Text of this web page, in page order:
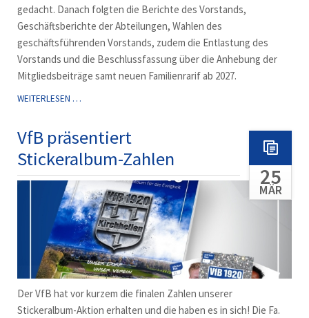
gedacht. Danach folgten die Berichte des Vorstands,
Geschäftsberichte der Abteilungen, Wahlen des
geschäftsführenden Vorstands, zudem die Entlastung des
Vorstands und die Beschlussfassung über die Anhebung der
Mitgliedsbeiträge samt neuen Familienrarif ab 2027.
WEITERLESEN …JAHRESHAUPTVERSAMMLUNG
KIRCHHELLEN!
VfB präsentiert
Stickeralbum-Zahlen
25
MÄR
Der VfB hat vor kurzem die finalen Zahlen unserer
Stickeralbum-Aktion erhalten und die haben es in sich! Die Fa.